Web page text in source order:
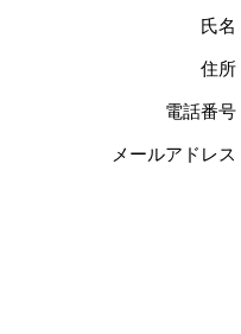
氏名
住所
電話番号
メールアドレス